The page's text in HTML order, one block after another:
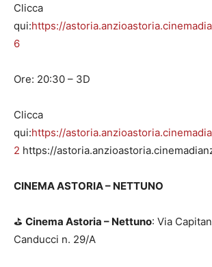
Clicca
qui:https://
6
Ore: 20:30 – 3D
Clicca
qui:https://
2 https://
CINEMA ASTORIA – NETTUNO
⛳️ Cinema Astoria – Nettuno: Via
Canducci n. 29/A